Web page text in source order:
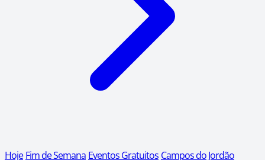
Hoje Fim de Semana Eventos Gratuitos Campos do Jordão